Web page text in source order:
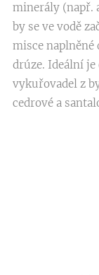
minerály (např.
by se ve vodě
misce
drúze. Ideální
vykuřovadel z
cedrové a